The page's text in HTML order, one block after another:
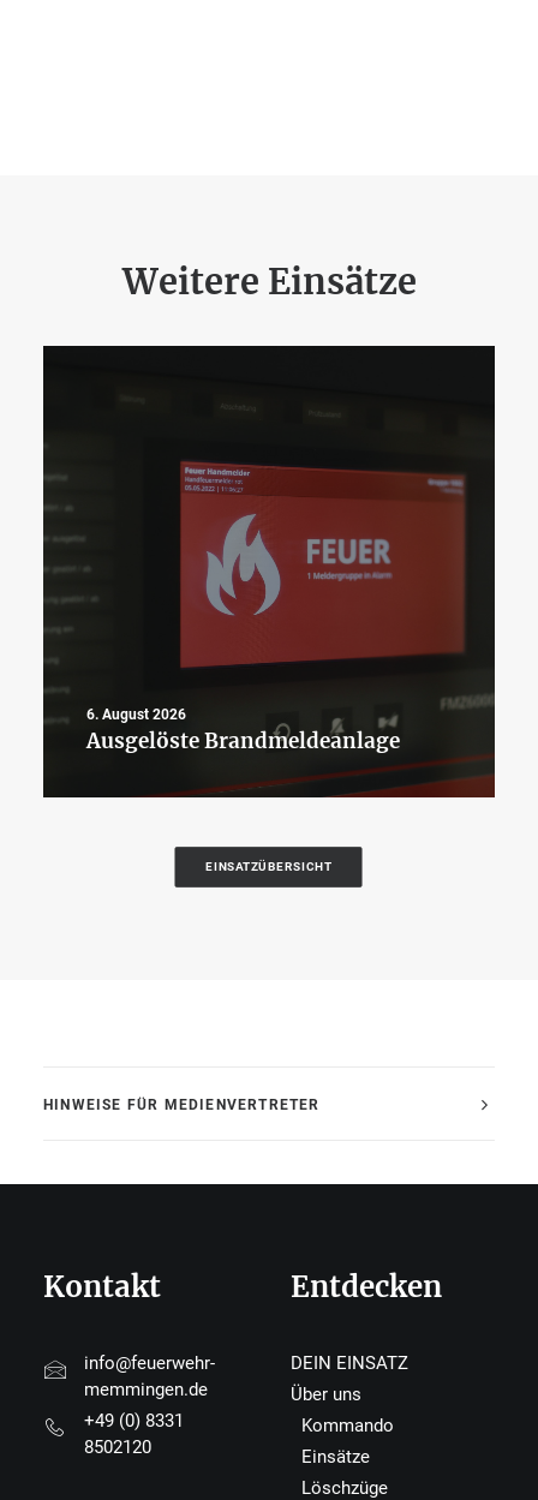
Weitere Einsätze
6. August 2026
Ausgelöste Brandmeldeanlage
EINSATZÜBERSICHT
HINWEISE FÜR MEDIENVERTRETER
Kontakt
info@feuerwehr-
memmingen.de
+49 (0) 8331
8502120
Entdecken
DEIN EINSATZ
Über uns
Kommando
Einsätze
Löschzüge